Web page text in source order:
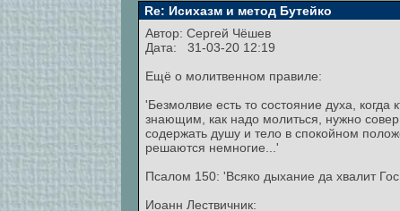
Re: Исихазм и метод Бутейко
Автор: Сергей Чёшев
Дата: 31-03-20 12:19
Ещё о молитвенном правиле:
'Безмолвие есть то состояние духа,
знающим, как надо молиться, нужно
содержать душу и тело в спокойном
решаются немногие...'
Псалом 150: 'Всяко дыхание да хвалит
Иоанн Лествичник: